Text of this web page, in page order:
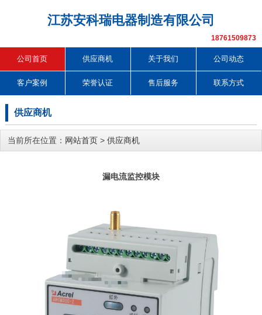
江苏安科瑞电器制造有限公司
18761509873
公司首页 供应商机 关于我们 公司动态
客户案例 荣誉认证 售后服务 联系方式
供应商机
当前所在位置： 网站首页 > 供应商机
漏电流监控模块